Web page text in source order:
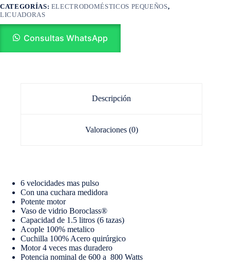
CATEGORÍAS: ELECTRODOMÉSTICOS PEQUEÑOS,
LICUADORAS
Consultas WhatsApp
Descripción
Valoraciones (0)
6 velocidades mas pulso
Con una cuchara medidora
Potente motor
Vaso de vidrio Boroclass®
Capacidad de 1.5 litros (6 tazas)
Acople 100% metalico
Cuchilla 100% Acero quirúrgico
Motor 4 veces mas duradero
Potencia nominal de 600 a 800 Watts